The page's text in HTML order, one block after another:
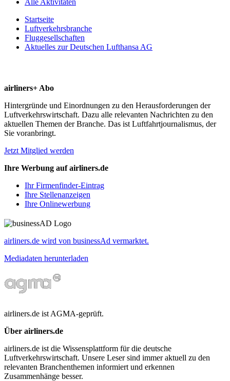
Startseite
Luftverkehrsbranche
Fluggesellschaften
Aktuelles zur Deutschen Lufthansa AG
airliners+ Abo
Hintergründe und Einordnungen zu den Herausforderungen der
Luftverkehrswirtschaft. Dazu alle relevanten Nachrichten zu den
aktuellen Themen der Branche. Das ist Luftfahrtjournalismus, der
Sie voranbringt.
Jetzt Mitglied werden
Ihre Werbung auf airliners.de
Ihr Firmenfinder-Eintrag
Ihre Stellenanzeigen
Ihre Onlinewerbung
airliners.de wird von businessAd vermarktet.
Mediadaten herunterladen
airliners.de ist AGMA-geprüft.
Über airliners.de
airliners.de ist die Wissensplattform für die deutsche
Luftverkehrswirtschaft. Unsere Leser sind immer aktuell zu den
relevanten Branchenthemen informiert und erkennen
Zusammenhänge besser.